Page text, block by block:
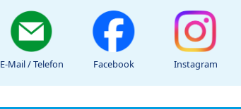
E-Mail / Telefon Facebook Instagram